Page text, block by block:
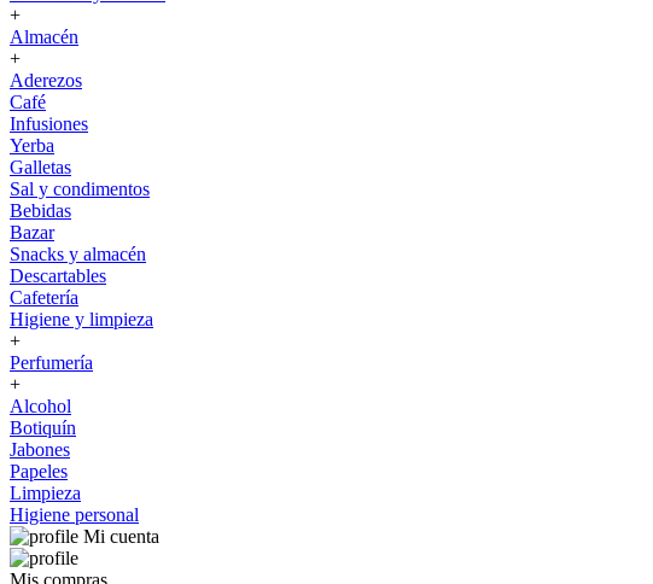
+
Almacén
+
Aderezos
Café
Infusiones
Yerba
Galletas
Sal y condimentos
Bebidas
Bazar
Snacks y almacén
Descartables
Cafetería
Higiene y limpieza
+
Perfumería
+
Alcohol
Botiquín
Jabones
Papeles
Limpieza
Higiene personal
Mi cuenta
Mis compras